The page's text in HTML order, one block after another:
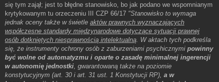
się tym zajął; jest to błędne stanowisko, bo jak podano we wspomnianym
krytykowanym tu orzeczeniu III CZP 66/17 "Stanowisko to wymaga
jednak oceny także w świetle aktów prawnych wyznaczających
współczesne standardy międzynarodowe dotyczące sytuacji prawnej
osób dotkniętych niesprawnością intelektualną . W aktach tych podkreśla
się, że instrumenty ochrony osób z zaburzeniami psychicznymi powinny
być wolne od automatyzmu i oparte o zasadę minimalnej ingerencji
w autonomię jednostki , gwarantowaną także na poziomie
konstytucyjnym (art. 30 i art. 31 ust. 1 Konstytucji RP), a w